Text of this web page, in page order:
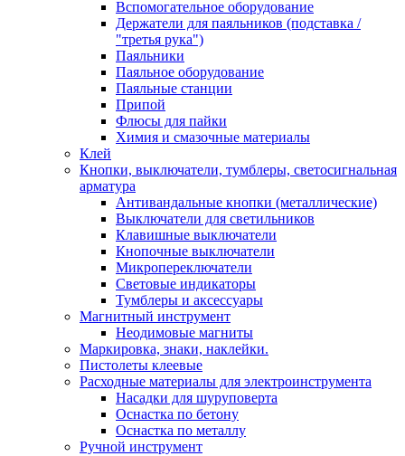
Вспомогательное оборудование
Держатели для паяльников (подставка /
"третья рука")
Паяльники
Паяльное оборудование
Паяльные станции
Припой
Флюсы для пайки
Химия и смазочные материалы
Клей
Кнопки, выключатели, тумблеры, светосигнальная
арматура
Антивандальные кнопки (металлические)
Выключатели для светильников
Клавишные выключатели
Кнопочные выключатели
Микропереключатели
Световые индикаторы
Тумблеры и аксессуары
Магнитный инструмент
Неодимовые магниты
Маркировка, знаки, наклейки.
Пистолеты клеевые
Расходные материалы для электроинструмента
Насадки для шуруповерта
Оснастка по бетону
Оснастка по металлу
Ручной инструмент